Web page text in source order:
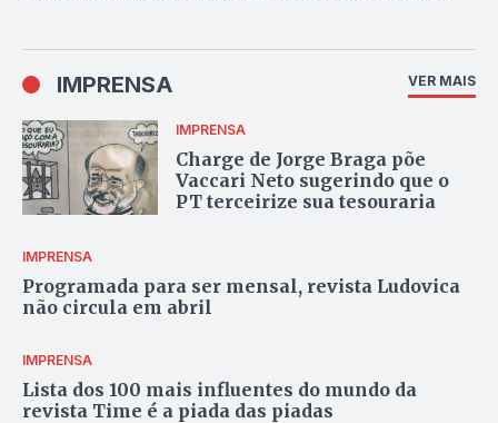
IMPRENSA VER MAIS
IMPRENSA
Charge de Jorge Braga põe
Vaccari Neto sugerindo que o
PT terceirize sua tesouraria
IMPRENSA
Programada para ser mensal, revista Ludovica
não circula em abril
IMPRENSA
Lista dos 100 mais influentes do mundo da
revista Time é a piada das piadas